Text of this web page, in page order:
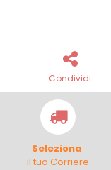
Condividi
Seleziona
il tuo Corriere